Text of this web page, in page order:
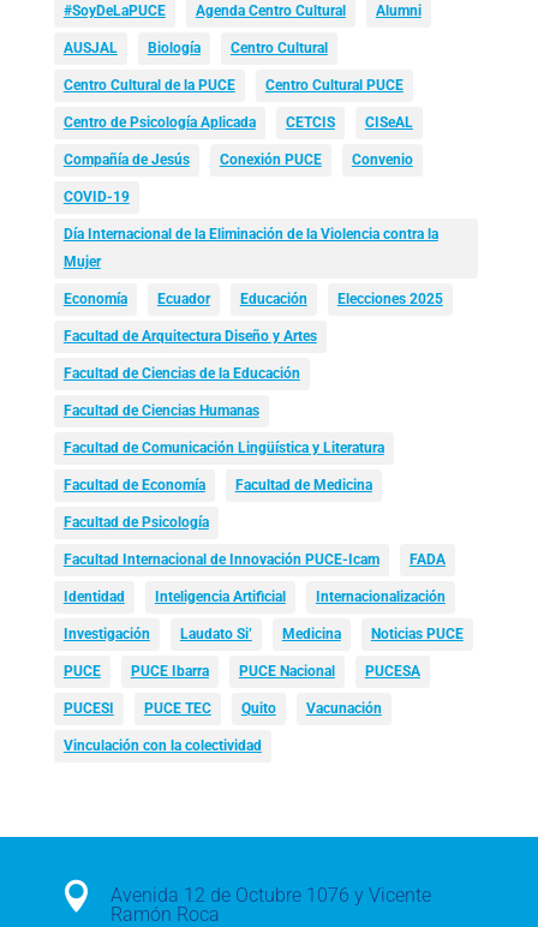
#SoyDeLaPUCE Agenda Centro Cultural Alumni
AUSJAL Biología Centro Cultural
Centro Cultural de la PUCE Centro Cultural PUCE
Centro de Psicología Aplicada CETCIS CISeAL
Compañía de Jesús Conexión PUCE Convenio
COVID-19
Día Internacional de la Eliminación de la Violencia contra la
Mujer
Economía Ecuador Educación Elecciones 2025
Facultad de Arquitectura Diseño y Artes
Facultad de Ciencias de la Educación
Facultad de Ciencias Humanas
Facultad de Comunicación Lingüística y Literatura
Facultad de Economía Facultad de Medicina
Facultad de Psicología
Facultad Internacional de Innovación PUCE-Icam FADA
Identidad Inteligencia Artificial Internacionalización
Investigación Laudato Si’ Medicina Noticias PUCE
PUCE PUCE Ibarra PUCE Nacional PUCESA
PUCESI PUCE TEC Quito Vacunación
Vinculación con la colectividad

Avenida 12 de Octubre 1076 y Vicente
Ramón Roca